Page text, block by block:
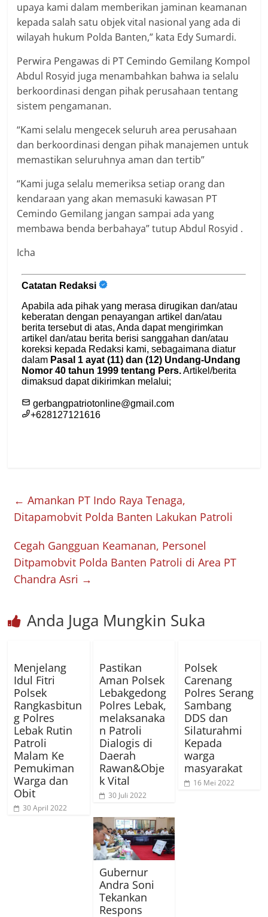
upaya kami dalam memberikan jaminan keamanan
kepada salah satu objek vital nasional yang ada di
wilayah hukum Polda Banten,” kata Edy Sumardi.
Perwira Pengawas di PT Cemindo Gemilang Kompol
Abdul Rosyid juga menambahkan bahwa ia selalu
berkoordinasi dengan pihak perusahaan tentang
sistem pengamanan.
“Kami selalu mengecek seluruh area perusahaan
dan berkoordinasi dengan pihak manajemen untuk
memastikan seluruhnya aman dan tertib”
“Kami juga selalu memeriksa setiap orang dan
kendaraan yang akan memasuki kawasan PT
Cemindo Gemilang jangan sampai ada yang
membawa benda berbahaya” tutup Abdul Rosyid .
Icha
← Amankan PT Indo Raya Tenaga,
Ditapamobvit Polda Banten Lakukan Patroli
Cegah Gangguan Keamanan, Personel
Ditpamobvit Polda Banten Patroli di Area PT
Chandra Asri →
Anda Juga Mungkin Suka
Menjelang
Idul Fitri
Polsek
Rangkasbitun
g Polres
Lebak Rutin
Patroli
Malam Ke
Pemukiman
Warga dan
Obit
30 April 2022
Pastikan
Aman Polsek
Lebakgedong
Polres Lebak,
melaksanaka
n Patroli
Dialogis di
Daerah
Rawan&Obje
k Vital
30 Juli 2022
Polsek
Carenang
Polres Serang
Sambang
DDS dan
Silaturahmi
Kepada
warga
masyarakat
16 Mei 2022
Gubernur
Andra Soni
Tekankan
Respons